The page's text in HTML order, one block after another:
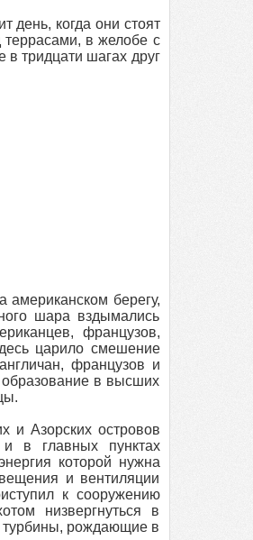
день, когда они стоят
террасами, в желобе с
в тридцати шагах друг
американском берегу,
шара вздымались
французов,
царило смешение
французов и
образование в высших
и Азорских островов
в главных пунктах
которой нужна
и вентиляции
к сооружению
низвергнуться в
турбины, рождающие в